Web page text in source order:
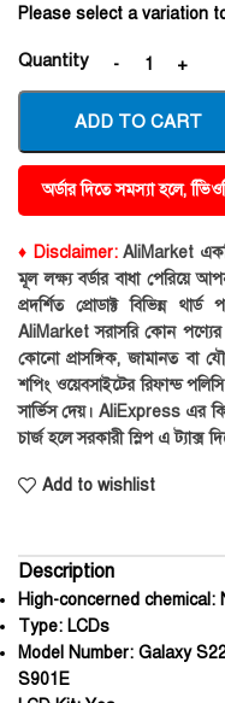
Please select a variation
Quantity
ADD TO CART
অর্ডার দিতে সমস্যা হলে,
♦ Disclaimer:AliMarket
মূল লক্ষ্য বর্ডার বাধা পেরিয়ে
প্রদর্শিত প্রোডাক্ট বিভিন্ন
AliMarket সরাসরি কোন পণ্যের
কোনো প্রাসঙ্গিক, জামানত বা
শপিং ওয়েবসাইটের রিফান্ড
সার্ভিস দেয়। AliExpress এর
চার্জ হলে সরকারী স্লিপ এ ট্যাক্স
Add to wishlist
Description
High-concerned chemical:
Type: LCDs
Model Number: Galaxy
S901E